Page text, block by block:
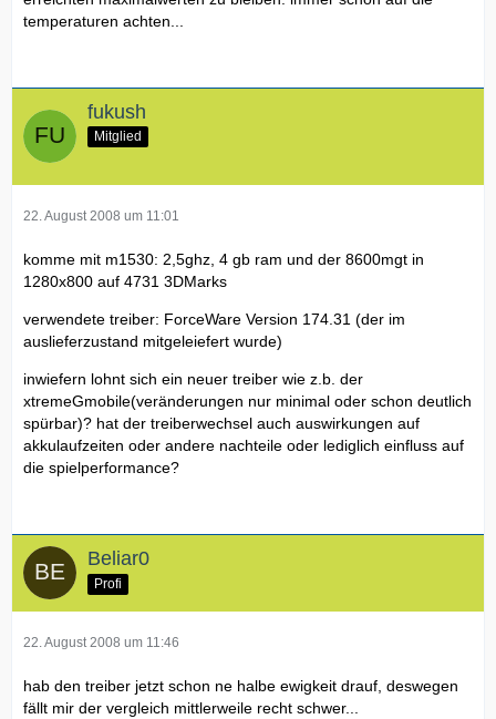
temperaturen achten...
fukush
Mitglied
22. August 2008 um 11:01
komme mit m1530: 2,5ghz, 4 gb ram und der 8600mgt in
1280x800 auf 4731 3DMarks
verwendete treiber: ForceWare Version 174.31 (der im
auslieferzustand mitgeleiefert wurde)
inwiefern lohnt sich ein neuer treiber wie z.b. der
xtremeGmobile(veränderungen nur minimal oder schon deutlich
spürbar)? hat der treiberwechsel auch auswirkungen auf
akkulaufzeiten oder andere nachteile oder lediglich einfluss auf
die spielperformance?
Beliar0
Profi
22. August 2008 um 11:46
hab den treiber jetzt schon ne halbe ewigkeit drauf, deswegen
fällt mir der vergleich mittlerweile recht schwer...